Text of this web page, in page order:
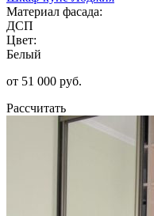
Материал фасада:
ДСП
Цвет:
Белый
от 51 000 руб.
Рассчитать